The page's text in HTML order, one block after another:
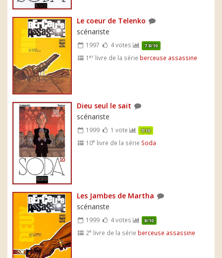
Le coeur de Telenko
scénariste
1997 4 votes 7.8/10
1er livre de la série berceuse assassine
Dieu seul le sait
scénariste
1999 1 vote 7/10
10e livre de la série Soda
Les Jambes de Martha
scénariste
1999 4 votes 8/10
2e livre de la série berceuse assassine